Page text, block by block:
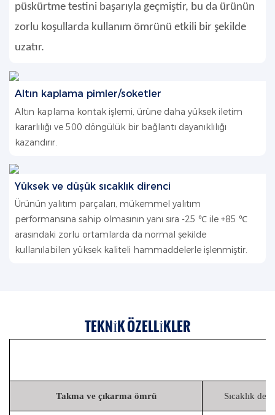
püskürtme testini başarıyla geçmiştir, bu da ürünün
zorlu koşullarda kullanım ömrünü etkili bir şekilde
uzatır.
Altın kaplama pimler/soketler
Altın kaplama kontak işlemi, ürüne daha yüksek iletim
kararlılığı ve 500 döngülük bir bağlantı dayanıklılığı
kazandırır.
Yüksek ve düşük sıcaklık direnci
Ürünün yalıtım parçaları, mükemmel yalıtım
performansına sahip olmasının yanı sıra -25 ℃ ile +85 ℃
arasındaki zorlu ortamlarda da normal şekilde
kullanılabilen yüksek kaliteli hammaddelerle işlenmiştir.
TEKNIK ÖZELLIKLER
Takma ve çıkarma ömrü Sıcaklık